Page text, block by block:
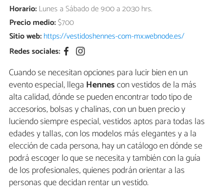
Horario:Lunes a Sábado de 9:00 a 20:30 hrs.
Precio medio:$700
Sitio web:https://vestidoshennes-com-mx.webnode.es/
Redes sociales:
Cuando se necesitan opciones para lucir bien en un
evento especial, llega Hennescon vestidos de la más
alta calidad, dónde se pueden encontrar todo tipo de
accesorios, bolsas y chalinas, con un buen precio y
luciendo siempre especial, vestidos aptos para todas las
edades y tallas, con los modelos más elegantes y a la
elección de cada persona, hay un catálogo en dónde se
podrá escoger lo que se necesita y también con la guía
de los profesionales, quienes podrán orientar a las
personas que decidan rentar un vestido.